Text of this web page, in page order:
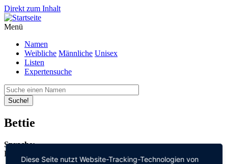
Direkt zum Inhalt
Menü
Namen
Weibliche Männliche Unisex
Listen
Expertensuche
Suche!
Bettie
Sprache:
Englisch
Diese Seite nutzt Website-Tracking-Technologien von